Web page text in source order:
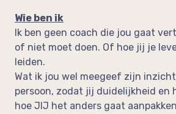
Wie ben ik
Ik ben geen coach die jou gaat
of niet moet doen. Of hoe jij je
leiden.
Wat ik jou wel meegeef zijn
persoon, zodat jij duidelijkheid en
hoe JIJ het anders gaat